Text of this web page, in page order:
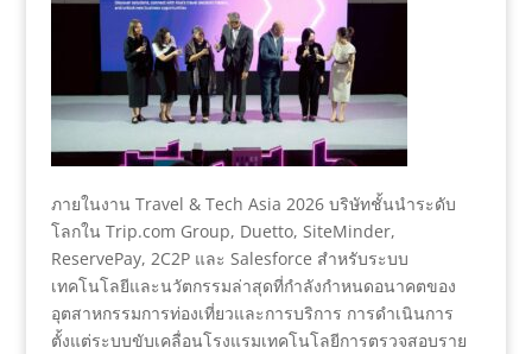
ภายในงาน Travel & Tech Asia 2026 บริษัทชั้นนำระดับ
โลกใน Trip.com Group, Duetto, SiteMinder,
ReservePay, 2C2P และ Salesforce สำหรับระบบ
เทคโนโลยีและนวัตกรรมล่าสุดที่กำลังกำหนดอนาคตของ
อุตสาหกรรมการท่องเที่ยวและการบริการ การดำเนินการ
ตั้งแต่ระบบขับเคลื่อนโรงแรมเทคโนโลยีการตรวจสอบราย